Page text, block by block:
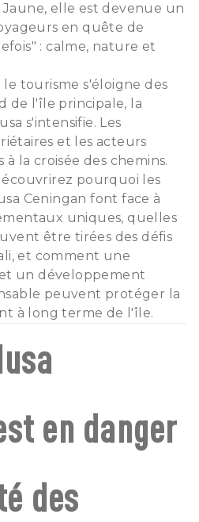
elle est devenue un
en quête de
: calme, nature et
tourisme s'éloigne des
de l'île principale, la
s'intensifie. Les
et les acteurs
à la croisée des chemins.
pourquoi les
Ceningan font face à
uniques, quelles
être tirées des défis
et comment une
un développement
peuvent protéger la
à long terme de l'île.
en danger
des